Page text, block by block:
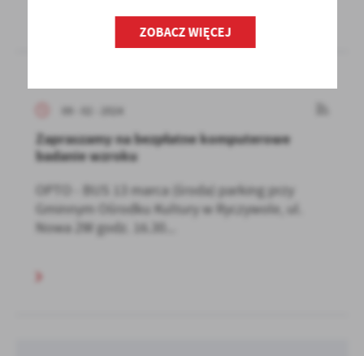
09 - 02 - 2024
Zapraszamy na bezpłatne komputerowe
badanie wzroku
OPTO - BUS 13 marca (środa) parking przy
Gminnym Ośrodku Kultury w Ryczywole, ul.
Nowa 2W godz. 16.30...
ZOBACZ WIĘCEJ